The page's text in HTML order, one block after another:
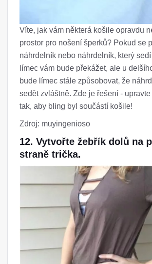
Víte, jak vám některá košile opravdu
prostor pro nošení šperků? Pokud se
náhrdelník nebo náhrdelník, který
límec vám bude překážet, ale u
bude límec stále způsobovat, že
sedět zvláštně. Zde je řešení -
tak, aby bling byl součástí košile!
Zdroj: muyingenioso
12. Vytvořte žebřík dolů na
straně trička.